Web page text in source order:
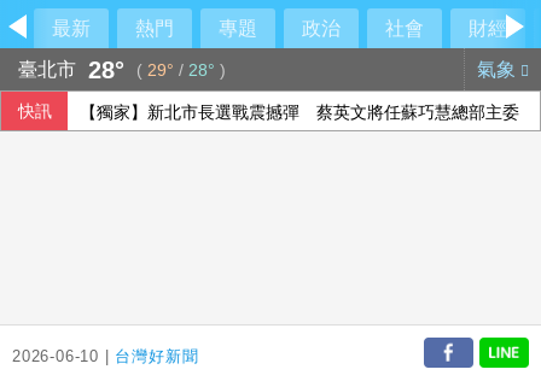
最新 熱門 專題 政治 社會
財經
臺北市 28° ( 29° / 28° ) 氣象
快訊 【獨家】新北市長選戰震撼彈 蔡英文將任蘇巧慧總部主委
2026-06-10 | 台灣好新聞